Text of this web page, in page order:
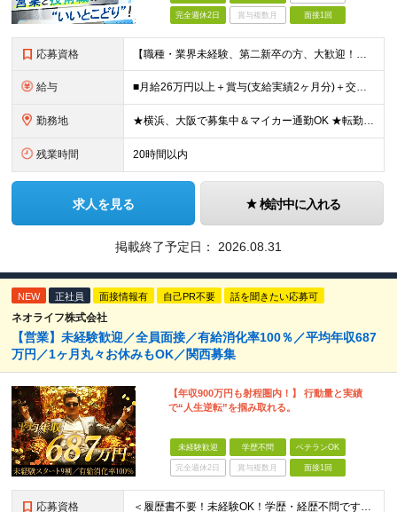
完全週休2日 賞与複数月 面接1回
応募資格 【職種・業界未経験、第二新卒の方、大歓迎！】 ■未経験OK ■学歴不問 ■普通自動車免許をお持ちの方（AT限定可） ≪こんな方にピッタリです！≫ ・未経験から「手に職」をつけて将来の安心を手に入れた
給与 ■月給26万円以上＋賞与(支給実績2ヶ月分)＋交通費 ★6月からはチームインセンティブも新たに導入予定！ ※スキル・経験を考慮の上、決定いたします ※上記には見込み残業代2万円以上（24時間分）を含
勤務地 ★横浜、大阪で募集中＆マイカー通勤OK ★転勤はありません ★希望の勤務地に配属します 【本社】 神奈川県横浜市戸塚区矢部町65 イェルコローレビル1F 【大阪オフィス】 大阪府大阪市北区池田町2
残業時間 20時間以内
求人を見る 検討中に入れる
掲載終了予定日： 2026.08.31
NEW 正社員 面接情報有 自己PR不要 話を聞きたい応募可
ネオライフ株式会社
【営業】未経験歓迎／全員面接／有給消化率100％／平均年収687
万円／1ヶ月丸々お休みもOK／関西募集
【年収900万円も射程圏内！】 行動量と実績
で“人生逆転”を掴み取れる。
未経験歓迎 学歴不問 ベテランOK
完全週休2日 賞与複数月 面接1回
応募資格 ＜履歴書不要！未経験OK！学歴・経歴不問です＞ ◆スキル・資格は一切不要 ◆職種・業種未経験歓迎 ◆第二新卒・ブランク・社会人デビューOK ＜こんな方にピッタリ！＞ □収入もお休みも大切にしたい方